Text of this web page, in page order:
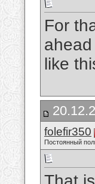
For
like
folefir350
Постоянный